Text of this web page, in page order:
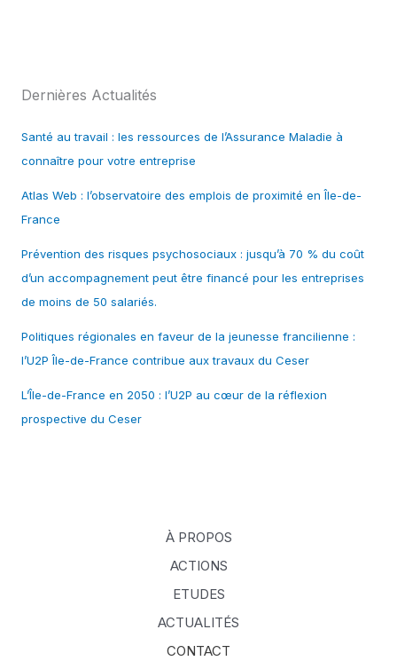
Dernières Actualités
Santé au travail : les ressources de l’Assurance Maladie à
connaître pour votre entreprise
Atlas Web : l’observatoire des emplois de proximité en Île-de-
France
Prévention des risques psychosociaux : jusqu’à 70 % du coût
d’un accompagnement peut être financé pour les entreprises
de moins de 50 salariés.
Politiques régionales en faveur de la jeunesse francilienne :
l’U2P Île-de-France contribue aux travaux du Ceser
L’Île-de-France en 2050 : l’U2P au cœur de la réflexion
prospective du Ceser
À PROPOS
ACTIONS
ETUDES
ACTUALITÉS
CONTACT